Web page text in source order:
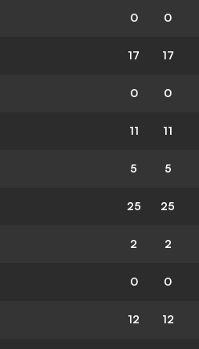
0 0
17 17
0 0
11 11
5 5
25 25
2 2
0 0
12 12